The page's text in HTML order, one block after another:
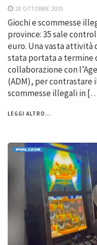
20 OTTOBRE 2025
Giochi e scommesse
province: 35 sale
euro. Una vasta
stata portata a termine
collaborazione con
(ADM), per contrastare
scommesse illegali in
LEGGI ALTRO...